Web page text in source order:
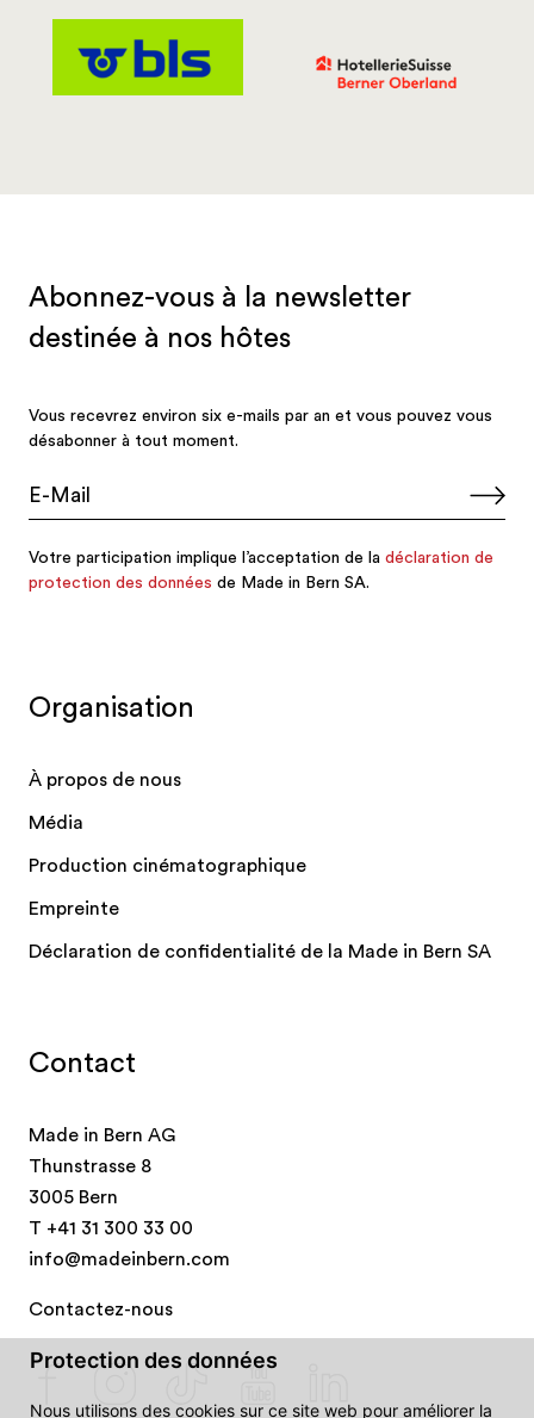
Contact
Made in Bern AG
Thunstrasse 8
3005 Bern
T +41 31 300 33 00
info@madeinbern.com
Contactez-nous
Organisation
À propos de nous
Média
Production cinématographique
Empreinte
Déclaration de confidentialité de la Made in Bern SA
Protection des données
Nous utilisons des cookies sur ce site web pour améliorer la